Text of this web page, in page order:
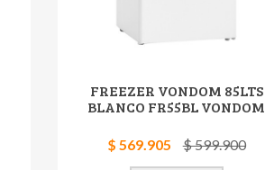
FREEZER VONDOM 85LTS
BLANCO FR55BL VONDOM
$ 569.905 $ 599.900